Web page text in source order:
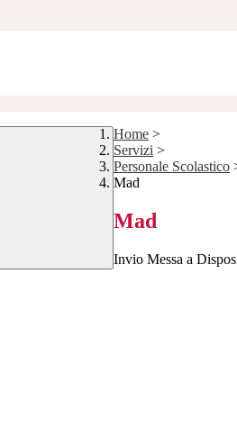
Home >
Servizi >
Personale Scolastico
Mad
Mad
Invio Messa a